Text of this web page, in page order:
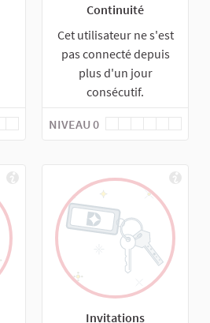
Continuité
Cet utilisateur ne s'est
pas connecté depuis
plus d'un jour
consécutif.
NIVEAU 0
Invitations